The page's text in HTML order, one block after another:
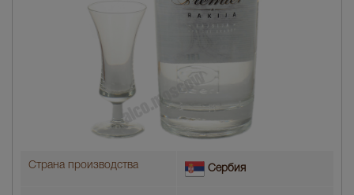
Страна производства Сербия